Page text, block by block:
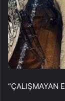
“ÇALIŞMAYAN